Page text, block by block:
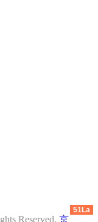
Reserved. 京
51La